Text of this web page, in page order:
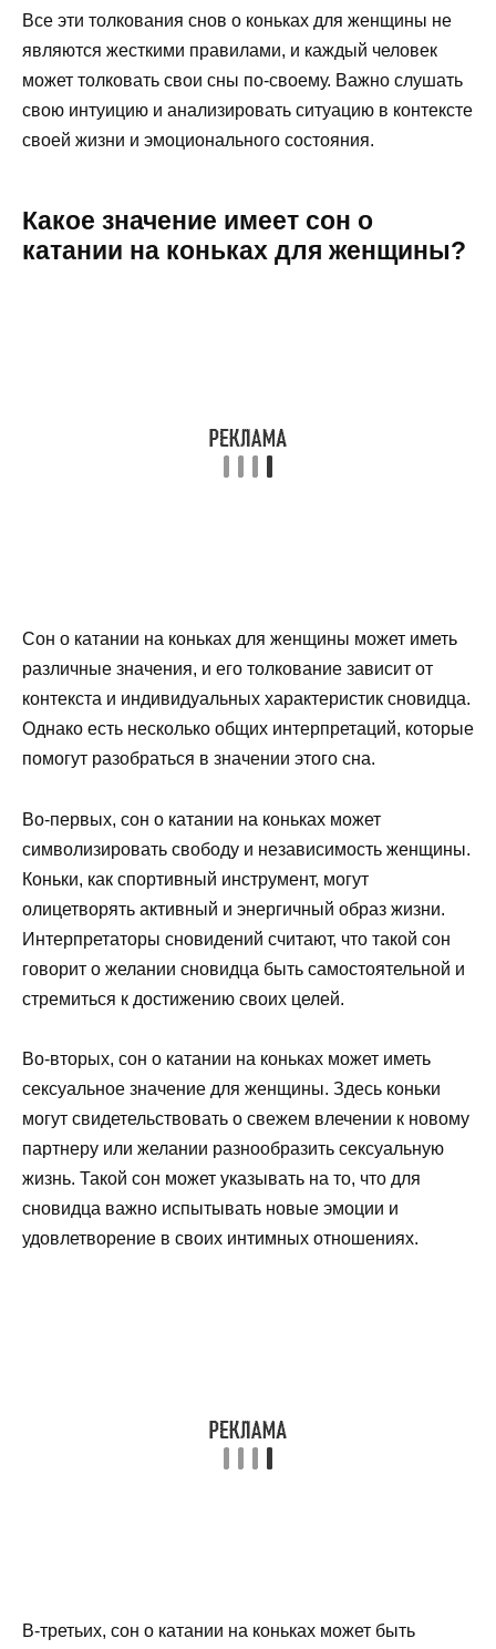
Все эти толкования снов о коньках для женщины не
являются жесткими правилами, и каждый человек
может толковать свои сны по-своему. Важно слушать
свою интуицию и анализировать ситуацию в контексте
своей жизни и эмоционального состояния.
Какое значение имеет сон о
катании на коньках для женщины?
Сон о катании на коньках для женщины может иметь
различные значения, и его толкование зависит от
контекста и индивидуальных характеристик сновидца.
Однако есть несколько общих интерпретаций, которые
помогут разобраться в значении этого сна.
Во-первых, сон о катании на коньках может
символизировать свободу и независимость женщины.
Коньки, как спортивный инструмент, могут
олицетворять активный и энергичный образ жизни.
Интерпретаторы сновидений считают, что такой сон
говорит о желании сновидца быть самостоятельной и
стремиться к достижению своих целей.
Во-вторых, сон о катании на коньках может иметь
сексуальное значение для женщины. Здесь коньки
могут свидетельствовать о свежем влечении к новому
партнеру или желании разнообразить сексуальную
жизнь. Такой сон может указывать на то, что для
сновидца важно испытывать новые эмоции и
удовлетворение в своих интимных отношениях.
В-третьих, сон о катании на коньках может быть